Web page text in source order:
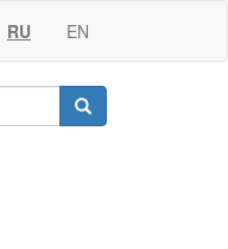
RU EN